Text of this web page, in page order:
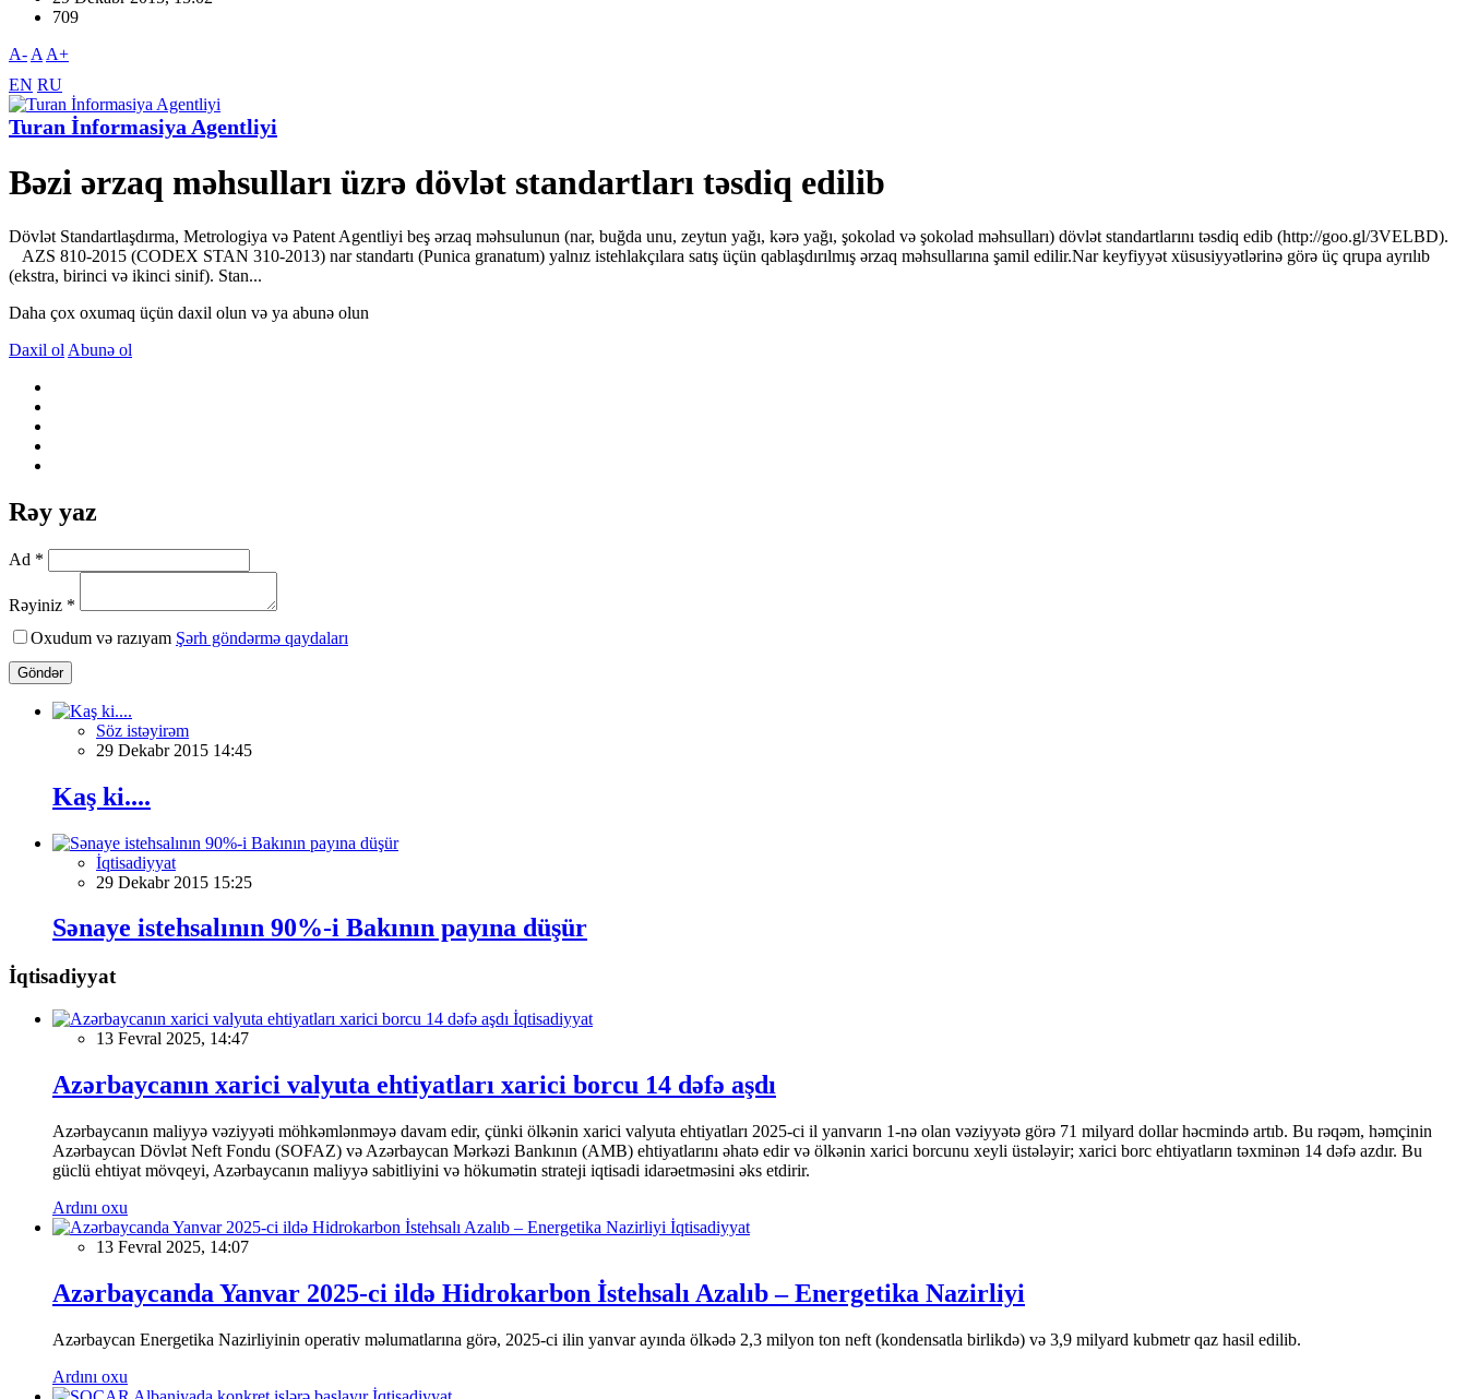
709
A- A A+
EN RU
Turan İnformasiya Agentliyi
Bəzi ərzaq məhsulları üzrə dövlət standartları təsdiq edilib
Dövlət Standartlaşdırma, Metrologiya və Patent Agentliyi beş ərzaq məhsulunun (nar, buğda unu, zeytun yağı, kərə yağı, şokolad və şokolad məhsulları) dövlət standartlarını təsdiq edib (http://goo.gl/3VELBD).
AZS 810-2015 (CODEX STAN 310-2013) nar standartı (Punica granatum) yalnız istehlakçılara satış üçün qablaşdırılmış ərzaq məhsullarına şamil edilir.Nar keyfiyyət xüsusiyyətlərinə görə üç qrupa ayrılıb
(ekstra, birinci və ikinci sinif). Stan...
Daha çox oxumaq üçün daxil olun və ya abunə olun
Daxil ol Abunə ol
Rəy yaz
Ad *
Rəyiniz *
Oxudum və razıyam Şərh göndərmə qaydaları
Göndər
Söz istəyirəm
29 Dekabr 2015 14:45
Kaş ki....
İqtisadiyyat
29 Dekabr 2015 15:25
Sənaye istehsalının 90%-i Bakının payına düşür
İqtisadiyyat
İqtisadiyyat
13 Fevral 2025, 14:47
Azərbaycanın xarici valyuta ehtiyatları xarici borcu 14 dəfə aşdı
Azərbaycanın maliyyə vəziyyəti möhkəmlənməyə davam edir, çünki ölkənin xarici valyuta ehtiyatları 2025-ci il yanvarın 1-nə olan vəziyyətə görə 71 milyard dollar həcmində artıb. Bu rəqəm, həmçinin
Azərbaycan Dövlət Neft Fondu (SOFAZ) və Azərbaycan Mərkəzi Bankının (AMB) ehtiyatlarını əhatə edir və ölkənin xarici borcunu xeyli üstələyir; xarici borc ehtiyatların təxminən 14 dəfə azdır. Bu
güclü ehtiyat mövqeyi, Azərbaycanın maliyyə sabitliyini və hökumətin strateji iqtisadi idarəetməsini əks etdirir.
Ardını oxu
İqtisadiyyat
13 Fevral 2025, 14:07
Azərbaycanda Yanvar 2025-ci ildə Hidrokarbon İstehsalı Azalıb – Energetika Nazirliyi
Azərbaycan Energetika Nazirliyinin operativ məlumatlarına görə, 2025-ci ilin yanvar ayında ölkədə 2,3 milyon ton neft (kondensatla birlikdə) və 3,9 milyard kubmetr qaz hasil edilib.
Ardını oxu